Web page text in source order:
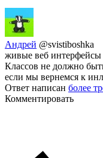
Андрей @svistiboshka
живые веб интерфейсы
Классов не должно
если мы вернемся к
Ответ написан более
Комментировать